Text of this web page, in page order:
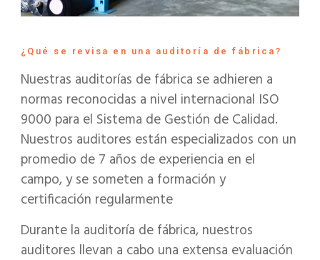
¿Qué se revisa en una auditoría de fábrica?
Nuestras auditorías de fábrica se adhieren a
normas reconocidas a nivel internacional ISO
9000 para el Sistema de Gestión de Calidad.
Nuestros auditores están especializados con un
promedio de 7 años de experiencia en el
campo, y se someten a formación y
certificación regularmente
Durante la auditoría de fábrica, nuestros
auditores llevan a cabo una extensa evaluación